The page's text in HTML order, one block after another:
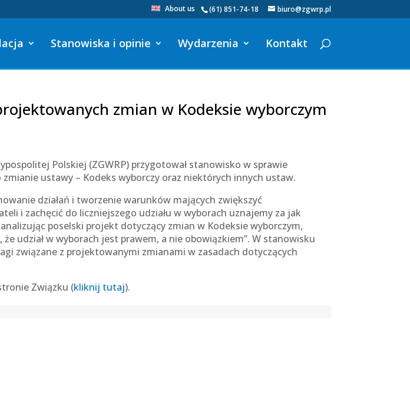
(61) 851-74-18 biuro@zgwrp.pl
About us
Stanowiska i opinie Wydarzenia Kontakt
zmian w Kodeksie wyborczym
Polskiej (ZGWRP) przygotował stanowisko w sprawie
ustawy – Kodeks wyborczy oraz niektórych innych ustaw.
działań i tworzenie warunków mających zwiększyć
i zachęcić do liczniejszego udziału w wyborach uznajemy za jak
poselski projekt dotyczący zmian w Kodeksie wyborczym,
udział w wyborach jest prawem, a nie obowiązkiem”. W stanowisku
związane z projektowanymi zmianami w zasadach dotyczących
Związku (kliknij tutaj).